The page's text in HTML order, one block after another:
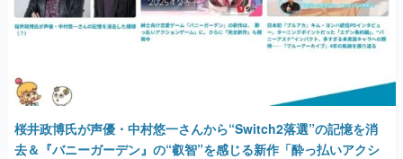
桜井政博氏が声優・中村悠一さんから“Switch2落選”の記憶を消
去＆『バニーガーデン』の“叡智”を感じる新作「酔っ払いアクシ